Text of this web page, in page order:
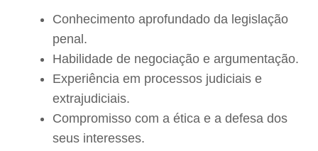
Conhecimento aprofundado da legislação
penal.
Habilidade de negociação e argumentação.
Experiência em processos judiciais e
extrajudiciais.
Compromisso com a ética e a defesa dos
seus interesses.